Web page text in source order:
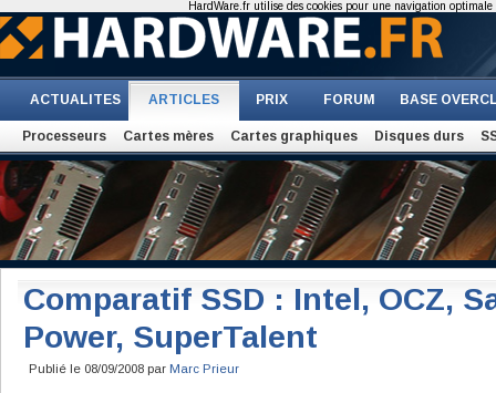
ACTUALITES ARTICLES PRIX FORUM BASE
Processeurs Cartes mères Cartes graphiques Disques durs
Comparatif SSD : Intel, OCZ,
Power, SuperTalent
Publié le 08/09/2008 par Marc Prieur
HardWare.fr utilise des cookies pour une navigation